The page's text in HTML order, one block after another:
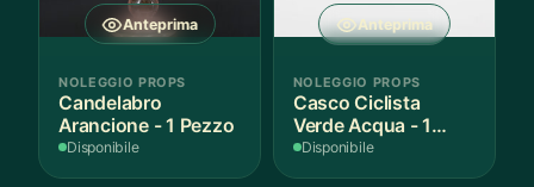
Anteprima
NOLEGGIO PROPS
Candelabro
Arancione - 1 Pezzo
Disponibile
Anteprima
NOLEGGIO PROPS
Casco Ciclista
Verde Acqua - 1
Pezzo
Disponibile